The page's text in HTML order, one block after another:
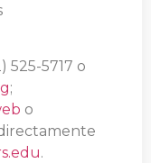
525-5717 o
;
o
.